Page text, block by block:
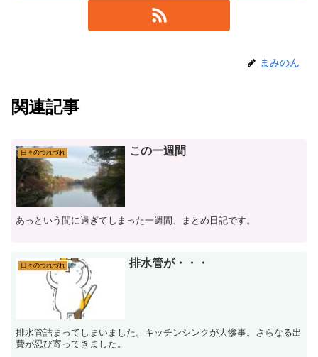
まみのん
関連記事
日々のつれづれ この一週間
あっという間に過ぎてしまった一週間、まとめ日記です。
日々のつれづれ 排水管が・・・
排水管詰まってしまいました。キッチンシンクが大惨事。さらなる出
費が忍び寄ってきました。